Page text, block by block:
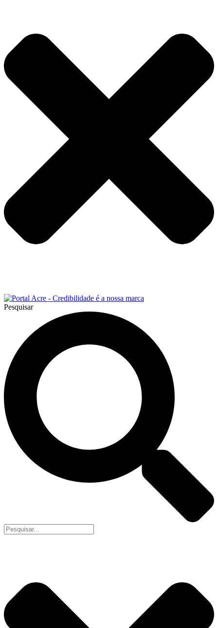
Pesquisar